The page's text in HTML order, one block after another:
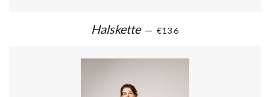
Halskette — €136